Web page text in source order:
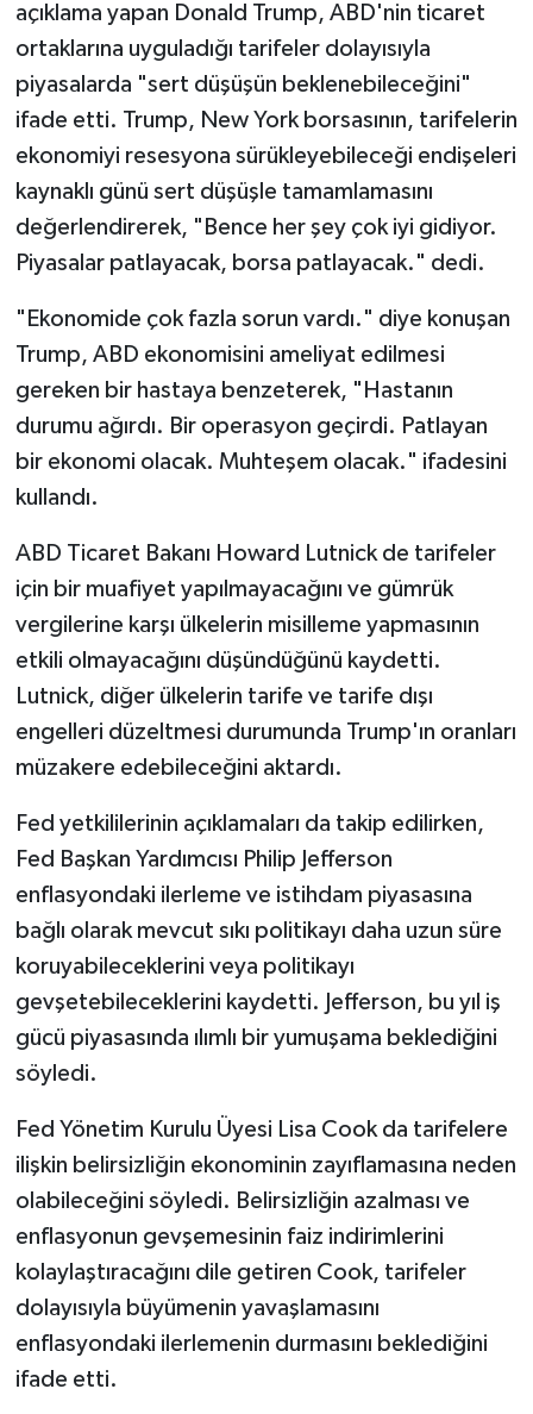
açıklama yapan Donald Trump, ABD'nin ticaret
ortaklarına uyguladığı tarifeler dolayısıyla
piyasalarda "sert düşüşün beklenebileceğini"
ifade etti. Trump, New York borsasının, tarifelerin
ekonomiyi resesyona sürükleyebileceği endişeleri
kaynaklı günü sert düşüşle tamamlamasını
değerlendirerek, "Bence her şey çok iyi gidiyor.
Piyasalar patlayacak, borsa patlayacak." dedi.
"Ekonomide çok fazla sorun vardı." diye konuşan
Trump, ABD ekonomisini ameliyat edilmesi
gereken bir hastaya benzeterek, "Hastanın
durumu ağırdı. Bir operasyon geçirdi. Patlayan
bir ekonomi olacak. Muhteşem olacak." ifadesini
kullandı.
ABD Ticaret Bakanı Howard Lutnick de tarifeler
için bir muafiyet yapılmayacağını ve gümrük
vergilerine karşı ülkelerin misilleme yapmasının
etkili olmayacağını düşündüğünü kaydetti.
Lutnick, diğer ülkelerin tarife ve tarife dışı
engelleri düzeltmesi durumunda Trump'ın oranları
müzakere edebileceğini aktardı.
Fed yetkililerinin açıklamaları da takip edilirken,
Fed Başkan Yardımcısı Philip Jefferson
enflasyondaki ilerleme ve istihdam piyasasına
bağlı olarak mevcut sıkı politikayı daha uzun süre
koruyabileceklerini veya politikayı
gevşetebileceklerini kaydetti. Jefferson, bu yıl iş
gücü piyasasında ılımlı bir yumuşama beklediğini
söyledi.
Fed Yönetim Kurulu Üyesi Lisa Cook da tarifelere
ilişkin belirsizliğin ekonominin zayıflamasına neden
olabileceğini söyledi. Belirsizliğin azalması ve
enflasyonun gevşemesinin faiz indirimlerini
kolaylaştıracağını dile getiren Cook, tarifeler
dolayısıyla büyümenin yavaşlamasını
enflasyondaki ilerlemenin durmasını beklediğini
ifade etti.